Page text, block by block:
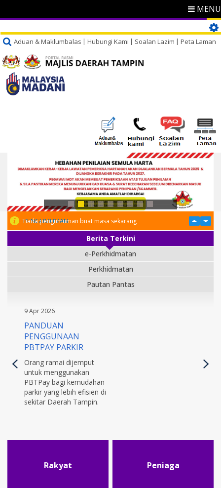
MENU
Aduan & Maklumbalas Hubungi Kami Soalan Lazim Peta Laman
PENGUMUMAN
Tiada pengumuman buat masa sekarang
Berita Terkini
e-Perkhidmatan
Perkhidmatan
Pautan Pantas
9 Apr 2026
PANDUAN
PENGGUNAAN
PBTPAY PARKIR
Orang ramai dijemput
untuk menggunakan
PBTPay bagi kemudahan
parkir yang lebih efisien di
sekitar Daerah Tampin.
Rakyat Peniaga